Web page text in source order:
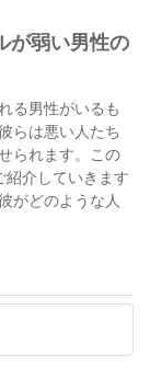
が弱い男性の
る男性がいるも
らは悪い人たち
られます。この
紹介していきます
がどのような人